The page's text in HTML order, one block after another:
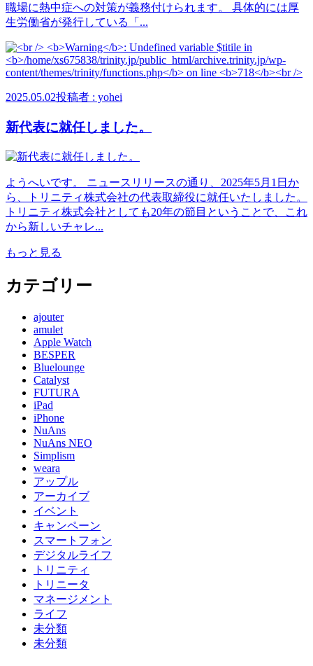
職場に熱中症への対策が義務付けられます。 具体的には厚
生労働省が発行している「...
2025.05.02投稿者 : yohei
新代表に就任しました。
ようへいです。 ニュースリリースの通り、2025年5月1日か
ら、トリニティ株式会社の代表取締役に就任いたしました。
トリニティ株式会社としても20年の節目ということで、これ
から新しいチャレ...
もっと見る
カテゴリー
ajouter
amulet
Apple Watch
BESPER
Bluelounge
Catalyst
FUTURA
iPad
iPhone
NuAns
NuAns NEO
Simplism
weara
アップル
アーカイブ
イベント
キャンペーン
スマートフォン
デジタルライフ
トリニティ
トリニータ
マネージメント
ライフ
未分類
未分類